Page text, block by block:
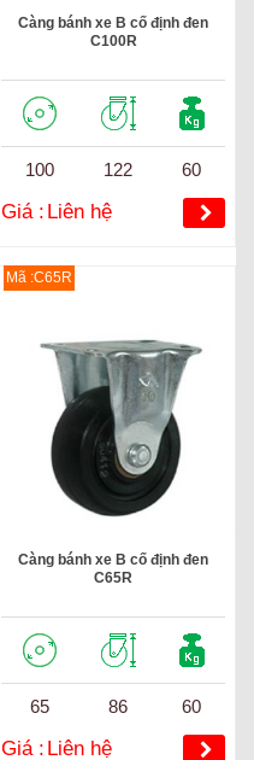
Càng bánh xe B cố định đen
C100R
100 122 60
Giá : Liên hệ
Mã :C65R
Càng bánh xe B cố định đen
C65R
65 86 60
Giá : Liên hệ